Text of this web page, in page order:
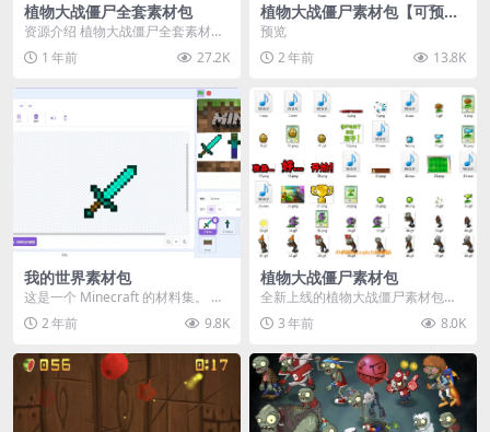
植物大战僵尸全套素材包
资源介绍 植物大战僵尸全套素材
包，包含227个丰富多样的素材，
涵盖角色、背景、动...
1 年前 27.2K
植物大战僵尸素材包【可预
览】
预览
2 年前
13.8K
我的世界素材包
这是一个 Minecraft 的材料集。 操
作方法如下： 工具 → 右箭头 怪物...
2 年前 9.8K
植物大战僵尸素材包
全新上线的植物大战僵尸素材包，
内含48个精选资源，涵盖角色、场
景、音效等多样内容...
3 年前 8.0K